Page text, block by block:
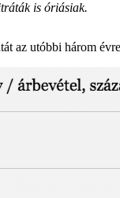
is óriásiak.
az utóbbi három